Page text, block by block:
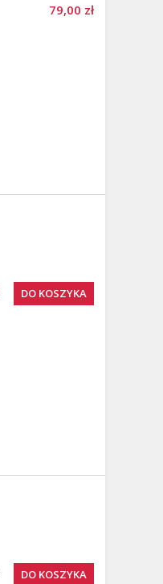
79,00 zł
DO KOSZYKA
DO KOSZYKA